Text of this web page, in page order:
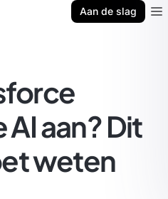
Aan de slag
aan? Dit
weten